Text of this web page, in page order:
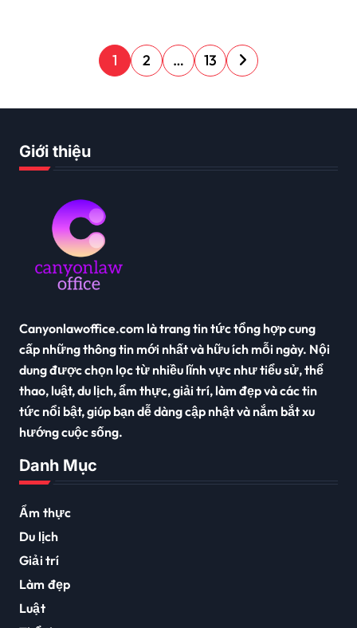
P
h
â
t
a
n
g
b
à
i
v
i
ế
1 2 … 13
Giới thiệu
Canyonlawoffice.com là trang tin tức tổng hợp cung
cấp những thông tin mới nhất và hữu ích mỗi ngày. Nội
dung được chọn lọc từ nhiều lĩnh vực như tiểu sử, thể
thao, luật, du lịch, ẩm thực, giải trí, làm đẹp và các tin
tức nổi bật, giúp bạn dễ dàng cập nhật và nắm bắt xu
hướng cuộc sống.
Danh Mục
Ẩm thực
Du lịch
Giải trí
Làm đẹp
Luật